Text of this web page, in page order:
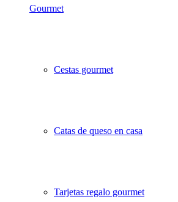
Gourmet
Cestas gourmet
Catas de queso en casa
Tarjetas regalo gourmet